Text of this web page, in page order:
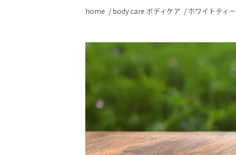
home body care ボディケア ホワイトティー